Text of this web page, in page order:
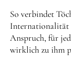
So verbindet
Internationalität
Anspruch, für
wirklich zu ihm